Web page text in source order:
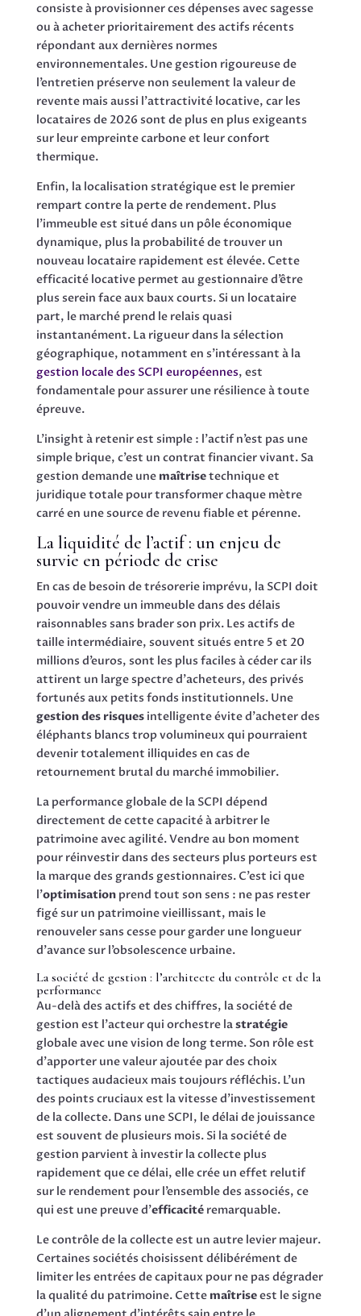
consiste à provisionner ces dépenses avec sagesse
ou à acheter prioritairement des actifs récents
répondant aux dernières normes
environnementales. Une gestion rigoureuse de
l’entretien préserve non seulement la valeur de
revente mais aussi l’attractivité locative, car les
locataires de 2026 sont de plus en plus exigeants
sur leur empreinte carbone et leur confort
thermique.
Enfin, la localisation stratégique est le premier
rempart contre la perte de rendement. Plus
l’immeuble est situé dans un pôle économique
dynamique, plus la probabilité de trouver un
nouveau locataire rapidement est élevée. Cette
efficacité locative permet au gestionnaire d’être
plus serein face aux baux courts. Si un locataire
part, le marché prend le relais quasi
instantanément. La rigueur dans la sélection
géographique, notamment en s’intéressant à la
gestion locale des SCPI européennes, est
fondamentale pour assurer une résilience à toute
épreuve.
L’insight à retenir est simple : l’actif n’est pas une
simple brique, c’est un contrat financier vivant. Sa
gestion demande une maîtrisetechnique et
juridique totale pour transformer chaque mètre
carré en une source de revenu fiable et pérenne.
La liquidité de l’actif : un enjeu de
survie en période de crise
En cas de besoin de trésorerie imprévu, la SCPI doit
pouvoir vendre un immeuble dans des délais
raisonnables sans brader son prix. Les actifs de
taille intermédiaire, souvent situés entre 5 et 20
millions d’euros, sont les plus faciles à céder car ils
attirent un large spectre d’acheteurs, des privés
fortunés aux petits fonds institutionnels. Une
gestion des risquesintelligente évite d’acheter des
éléphants blancs trop volumineux qui pourraient
devenir totalement illiquides en cas de
retournement brutal du marché immobilier.
La performance globale de la SCPI dépend
directement de cette capacité à arbitrer le
patrimoine avec agilité. Vendre au bon moment
pour réinvestir dans des secteurs plus porteurs est
la marque des grands gestionnaires. C’est ici que
l’optimisationprend tout son sens : ne pas rester
figé sur un patrimoine vieillissant, mais le
renouveler sans cesse pour garder une longueur
d’avance sur l’obsolescence urbaine.
La société de gestion : l’architecte du contrôle et de la
performance
Au-delà des actifs et des chiffres, la société de
gestion est l’acteur qui orchestre lastratégie
globale avec une vision de long terme. Son rôle est
d’apporter une valeur ajoutée par des choix
tactiques audacieux mais toujours réfléchis. L’un
des points cruciaux est la vitesse d’investissement
de la collecte. Dans une SCPI, le délai de jouissance
est souvent de plusieurs mois. Si la société de
gestion parvient à investir la collecte plus
rapidement que ce délai, elle crée un effet relutif
sur le rendement pour l’ensemble des associés, ce
qui est une preuve d’efficacitéremarquable.
Le contrôle de la collecte est un autre levier majeur.
Certaines sociétés choisissent délibérément de
limiter les entrées de capitaux pour ne pas dégrader
la qualité du patrimoine. Cette maîtriseest le signe